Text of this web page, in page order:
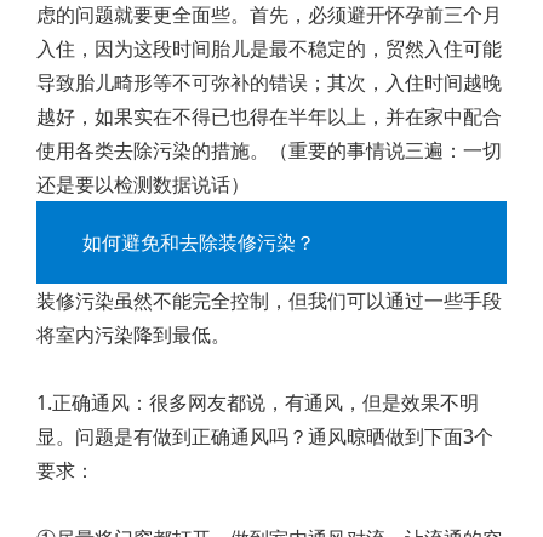
虑的问题就要更全面些。首先，必须避开怀孕前三个月
入住，因为这段时间胎儿是最不稳定的，贸然入住可能
导致胎儿畸形等不可弥补的错误；其次，入住时间越晚
越好，如果实在不得已也得在半年以上，并在家中配合
使用各类去除污染的措施。（重要的事情说三遍：一切
还是要以检测数据说话）
如何避免和去除装修污染？
装修污染虽然不能完全控制，但我们可以通过一些手段
将室内污染降到最低。
1.正确通风：很多网友都说，有通风，但是效果不明
显。问题是有做到正确通风吗？通风晾晒做到下面3个
要求：